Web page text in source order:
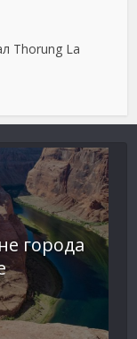
Thorung La
города